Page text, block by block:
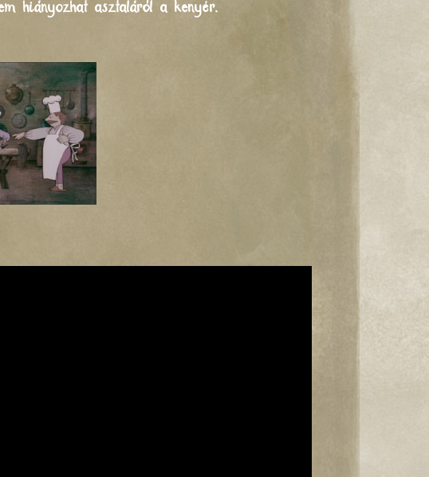
hiányozhat asztaláról a kenyér.